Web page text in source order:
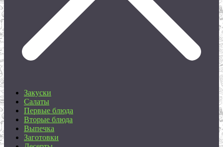
Закуски
Салаты
Первые блюда
Вторые блюда
Выпечка
Заготовки